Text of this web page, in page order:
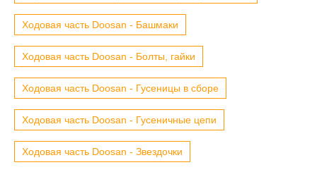
Ходовая часть Doosan - Башмаки
Ходовая часть Doosan - Болты, гайки
Ходовая часть Doosan - Гусеницы в сборе
Ходовая часть Doosan - Гусеничные цепи
Ходовая часть Doosan - Звездочки